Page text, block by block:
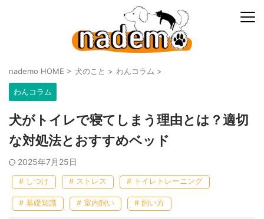
nademo HOME > 犬のこと > わんコラム >
わんコラム
犬がトイレで寝てしまう理由とは？適切
な対処法とおすすめベッド
2025年7月25日
# しつけ # ストレス # トイレトレーニング
# 基礎知識 # 室内飼い # 飼い方